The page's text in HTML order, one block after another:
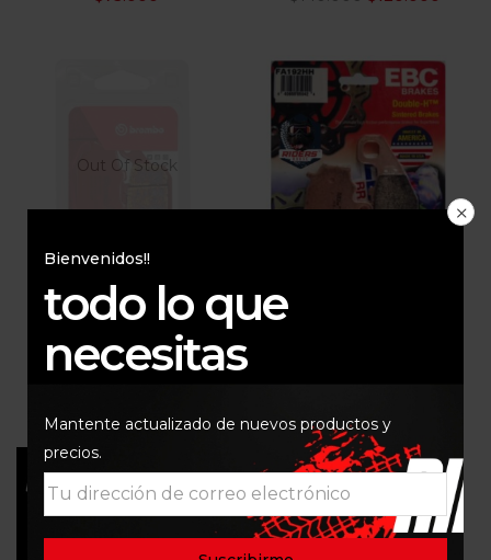
Out Of Stock
PASTAS DE FRENO
TRASERA MT09 VERSYS
1000 SINTERIZADAS
BREMBO
PASTILLAS TRASERAS
Bienvenidos!!
todo lo que
necesitas
Mantente actualizado de nuevos productos y
precios.